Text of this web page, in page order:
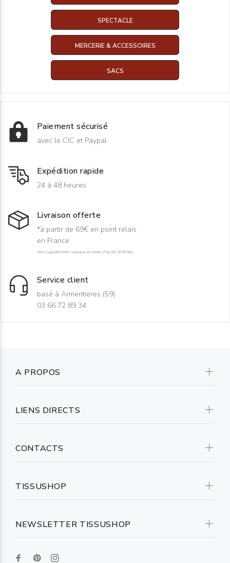
SPECTACLE
MERCERIE & ACCESSOIRES
SACS
Paiement sécurisé
avec le CIC et Paypal
Expédition rapide
24 à 48 heures
Livraison offerte
*à partir de 69€ en point relais
en France
hors suppléments rouleaux et zones d'accès difficiles
Service client
basé à Armentières (59)
03 66 72 89 34
NEWSLETTER TISSUSHOP
A PROPOS
LIENS DIRECTS
CONTACTS
TISSUSHOP